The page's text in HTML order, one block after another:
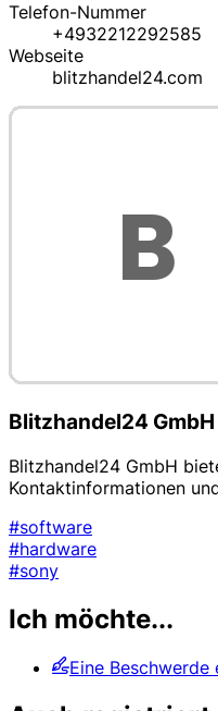
Telefon-Nummer
+4932212292585
Webseite
blitzhandel24.com
Blitzhandel24 GmbH
Blitzhandel24 GmbH
Kontaktinformationen
#software
#hardware
#sony
Ich möchte...
Eine Beschwerde